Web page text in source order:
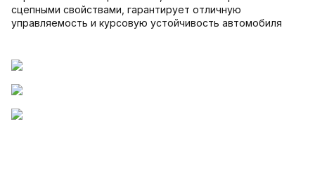
сцепными свойствами, гарантирует отличную
управляемость и курсовую устойчивость автомобиля